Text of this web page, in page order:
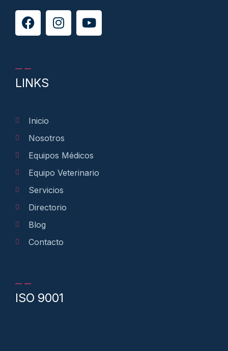
LINKS
Inicio
Nosotros
Equipos Médicos
Equipo Veterinario
Servicios
Directorio
Blog
Contacto
ISO 9001